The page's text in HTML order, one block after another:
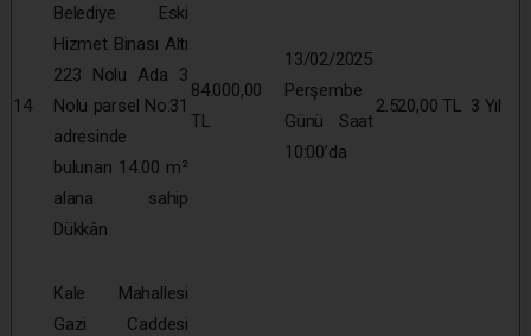
14
Belediye Eski
Hizmet Binası Altı
223 Nolu Ada 3
Nolu parsel No:31
adresinde
bulunan 14.00 m²
alana sahip
Dükkân
84.000,00
TL
13/02/2025
Perşembe
Günü Saat
10:00’da
2.520,00 TL 3 Yıl
Kale Mahallesi
Gazi Caddesi